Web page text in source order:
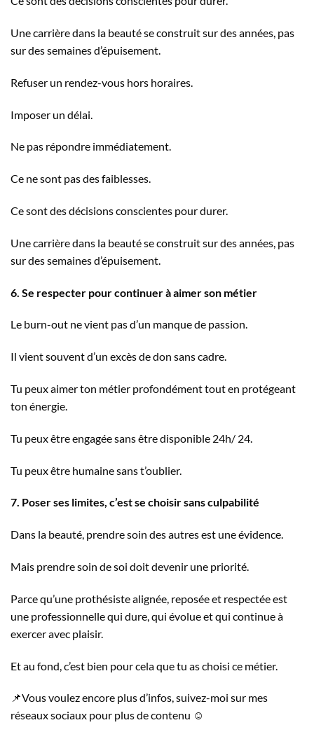
Une carrière dans la beauté se construit sur des années, pas
sur des semaines d’épuisement.
Refuser un rendez-vous hors horaires.
Imposer un délai.
Ne pas répondre immédiatement.
Ce ne sont pas des faiblesses.
Ce sont des décisions conscientes pour durer.
Une carrière dans la beauté se construit sur des années, pas
sur des semaines d’épuisement.
6. Se respecter pour continuer à aimer son métier
Le burn-out ne vient pas d’un manque de passion.
Il vient souvent d’un excès de don sans cadre.
Tu peux aimer ton métier profondément tout en protégeant
ton énergie.
Tu peux être engagée sans être disponible 24h/ 24.
Tu peux être humaine sans t’oublier.
7. Poser ses limites, c’est se choisir sans culpabilité
Dans la beauté, prendre soin des autres est une évidence.
Mais prendre soin de soi doit devenir une priorité.
Parce qu’une prothésiste alignée, reposée et respectée est
une professionnelle qui dure, qui évolue et qui continue à
exercer avec plaisir.
Et au fond, c’est bien pour cela que tu as choisi ce métier.
📌Vous voulez encore plus d’infos, suivez-moi sur mes
réseaux sociaux pour plus de contenu ☺️